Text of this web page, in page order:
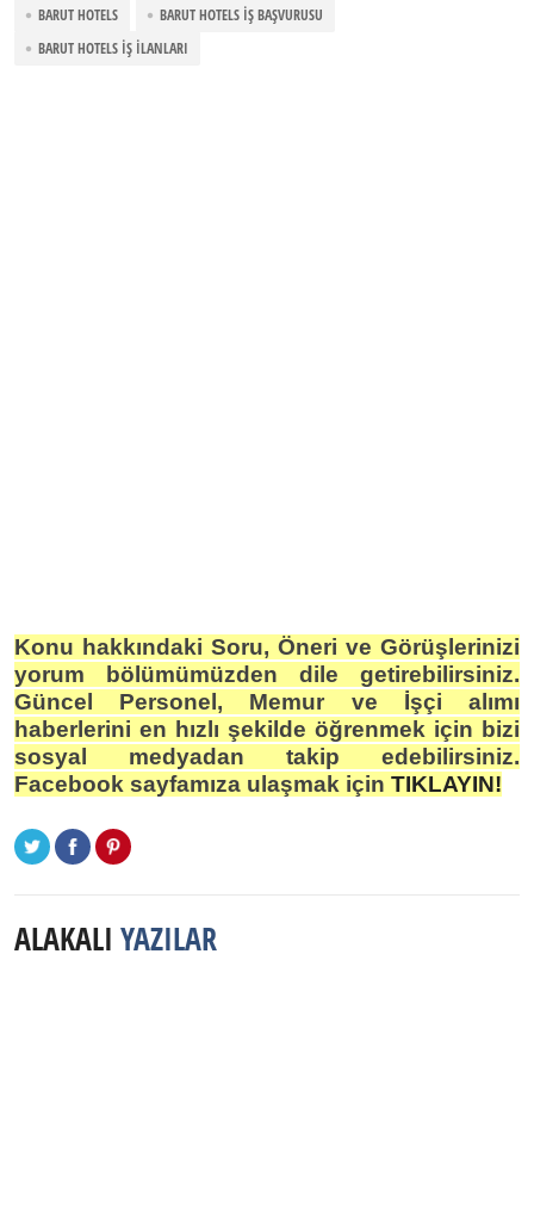
BARUT HOTELS
BARUT HOTELS İŞ BAŞVURUSU
BARUT HOTELS İŞ İLANLARI
Konu hakkındaki Soru, Öneri ve Görüşlerinizi
yorum bölümümüzden dile getirebilirsiniz.
Güncel Personel, Memur ve İşçi alımı
haberlerini en hızlı şekilde öğrenmek için bizi
sosyal medyadan takip edebilirsiniz.
Facebook sayfamıza ulaşmak için TIKLAYIN!
ALAKALI YAZILAR